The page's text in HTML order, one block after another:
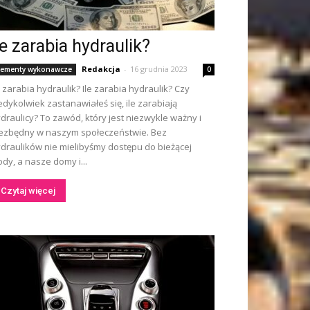
Ile zarabia hydraulik?
wykonawcze Redakcja - 16 grudnia 2023 0
zarabia hydraulik? Ile zarabia hydraulik? Czy
zastanawiałeś się, ile zarabiają
To zawód, który jest niezwykle ważny i
w naszym społeczeństwie. Bez
nie mielibyśmy dostępu do bieżącej
a nasze domy i...
Czytaj więcej